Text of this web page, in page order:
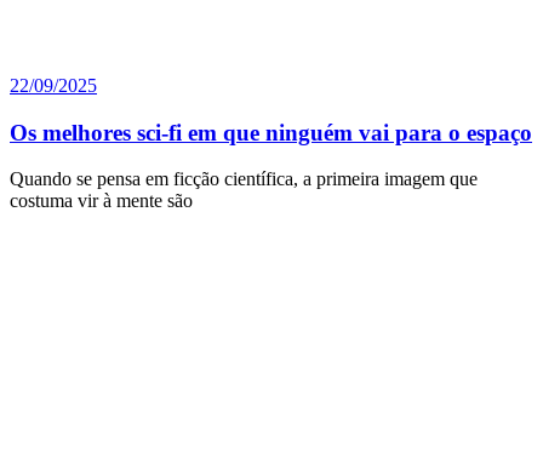
22/09/2025
Os melhores sci-fi em que ninguém vai para o espaço
Quando se pensa em ficção científica, a primeira imagem que
costuma vir à mente são